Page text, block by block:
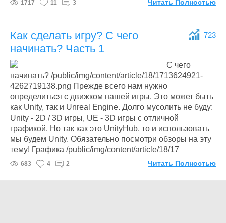
1717 11 3 Читать Полностью
723
Как сделать игру? С чего
начинать? Часть 1
С чего
начинать? /public/img/content/article/18/1713624921-
4262719138.png Прежде всего нам нужно
определиться с движком нашей игры. Это может быть
как Unity, так и Unreal Engine. Долго мусолить не буду:
Unity - 2D / 3D игры, UE - 3D игры с отличной
графикой. Но так как это UnityHub, то и использовать
мы будем Unity. Обязательно посмотри обзоры на эту
тему! Графика /public/img/content/article/18/17
683 4 2 Читать Полностью